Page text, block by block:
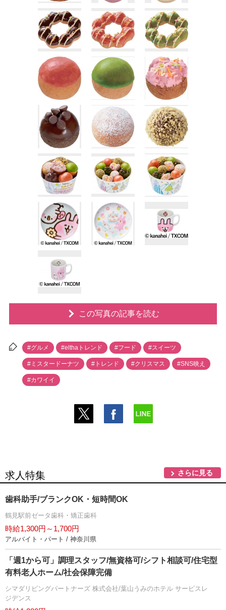
この写真の記事を読む
#グルメ #elthaトレンド #フード #スイーツ
#ミスタードーナツ #トレンド #クリスマス #SNS映え
#カワイイ
求人特集 さらに見る
歯科助手/ブランクOK・短時間OK
鶴見駅前ゼータ歯科・矯正歯科
時給1,300円～1,700円
アルバイト・パート / 神奈川県
「週1から可」調理スタッフ/無資格可/シフト相談可/住宅型
有料老人ホーム/社会保障完備
シマダリビングパートナーズ 株式会社/葉山うみのホテル サービスレ
ジデンス